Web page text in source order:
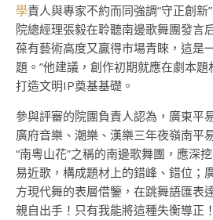
學責人與專家不約而同強調“守正創
院總經理張毅在聆聽南邊歌舞團發言
葆有藝術高度又贏得市場青睞，這是
題。”他建議，創作初期就應在劇本
打造文明IP奠基基礎。
參與評審的院團負責人認為，廣東平
廣府音樂、潮樂、漢樂三年夜嶺南平
“南粵山花”之稱的南邊歌舞團，應深
易近歌，構成題材上的錯峰、錯位；
方現代舞的表層借鑒，在跳舞語匯表
親自出手！只有我能將這種失衡導正